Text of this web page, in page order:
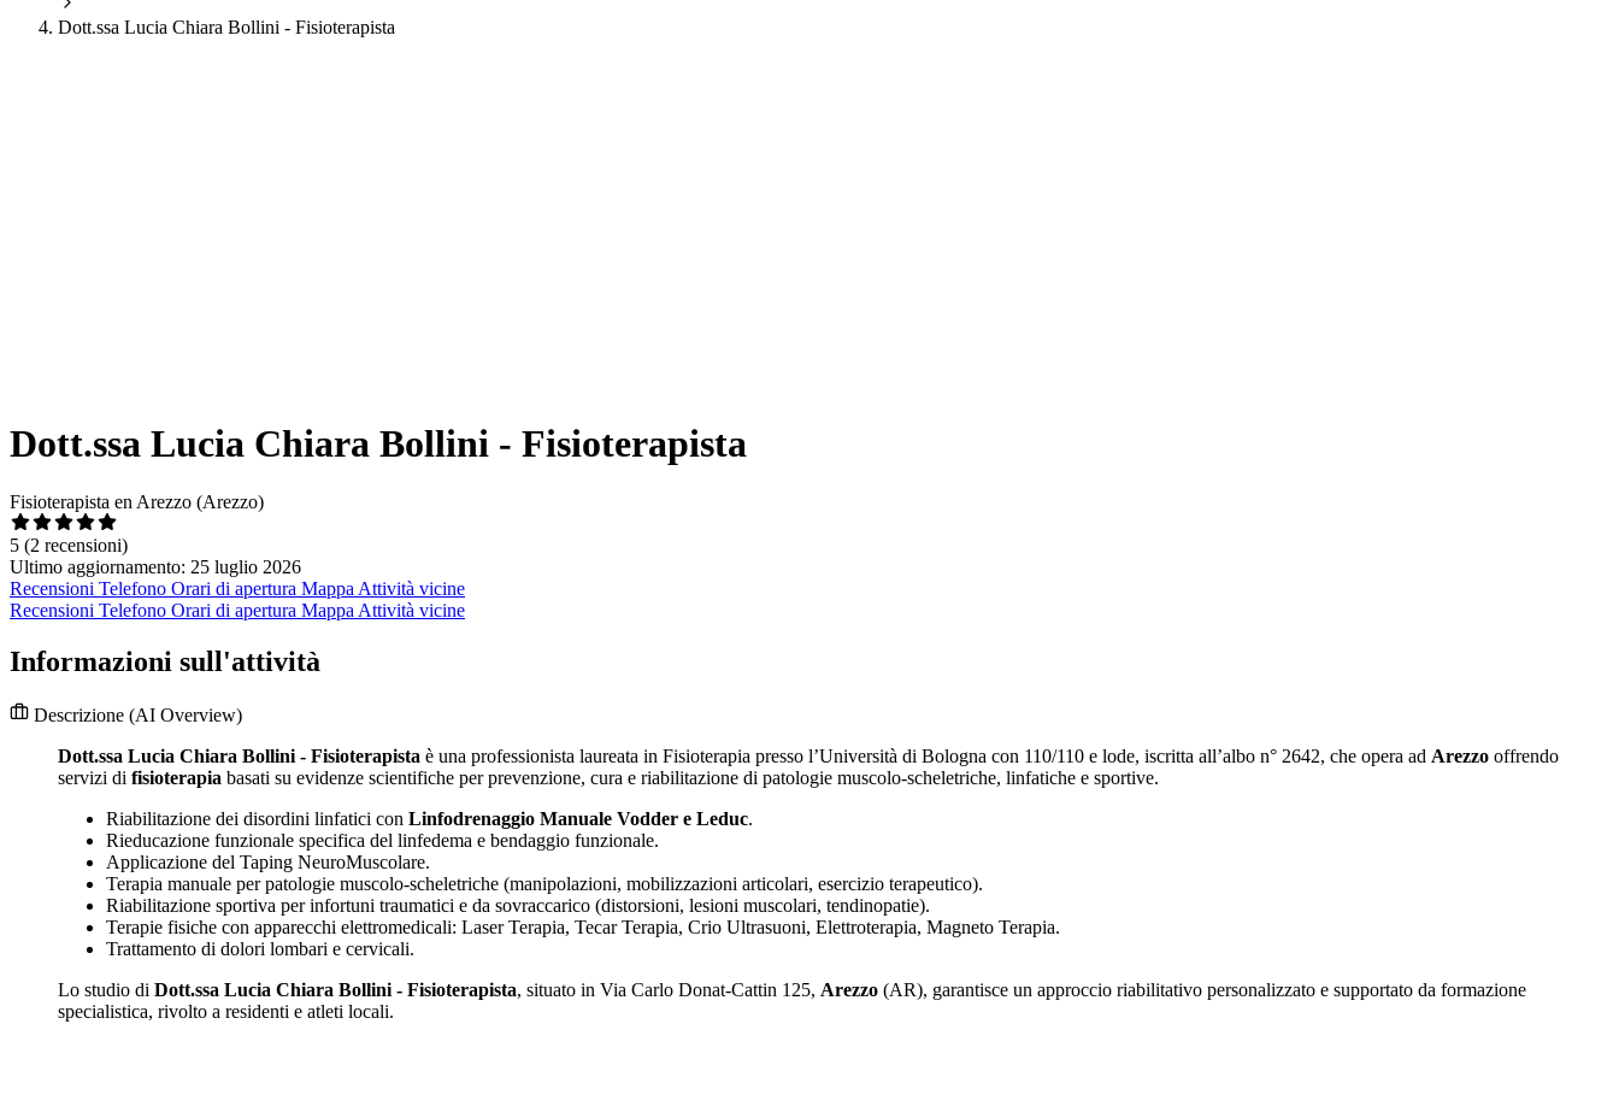
Dott.ssa Lucia Chiara Bollini - Fisioterapista
Dott.ssa Lucia Chiara Bollini - Fisioterapista
Fisioterapista en Arezzo (Arezzo)
5 (2 recensioni)
Ultimo aggiornamento: 25 luglio 2026
Recensioni Telefono Orari di apertura Mappa Attività vicine
Recensioni Telefono Orari di apertura Mappa Attività vicine
Informazioni sull'attività
Descrizione (AI Overview)
Dott.ssa Lucia Chiara Bollini - Fisioterapista è una professionista laureata in Fisioterapia presso l’Università di Bologna con 110/110 e lode, iscritta all’albo n° 2642, che opera ad Arezzo offrendo
servizi di fisioterapia basati su evidenze scientifiche per prevenzione, cura e riabilitazione di patologie muscolo-scheletriche, linfatiche e sportive.
Riabilitazione dei disordini linfatici con Linfodrenaggio Manuale Vodder e Leduc.
Rieducazione funzionale specifica del linfedema e bendaggio funzionale.
Applicazione del Taping NeuroMuscolare.
Terapia manuale per patologie muscolo-scheletriche (manipolazioni, mobilizzazioni articolari, esercizio terapeutico).
Riabilitazione sportiva per infortuni traumatici e da sovraccarico (distorsioni, lesioni muscolari, tendinopatie).
Terapie fisiche con apparecchi elettromedicali: Laser Terapia, Tecar Terapia, Crio Ultrasuoni, Elettroterapia, Magneto Terapia.
Trattamento di dolori lombari e cervicali.
Lo studio di Dott.ssa Lucia Chiara Bollini - Fisioterapista, situato in Via Carlo Donat-Cattin 125, Arezzo (AR), garantisce un approccio riabilitativo personalizzato e supportato da formazione
specialistica, rivolto a residenti e atleti locali.